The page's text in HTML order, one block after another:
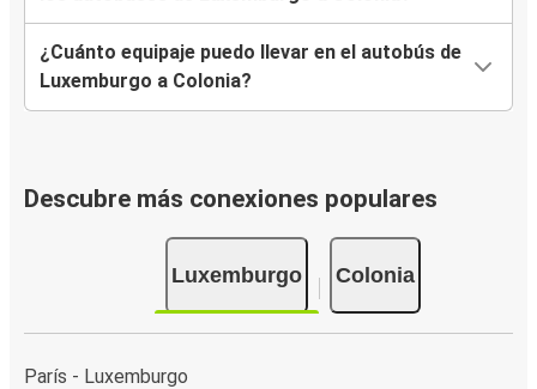
¿Cuánto equipaje puedo llevar en el autobús de
Luxemburgo a Colonia?
Descubre más conexiones populares
Luxemburgo Colonia
París - Luxemburgo